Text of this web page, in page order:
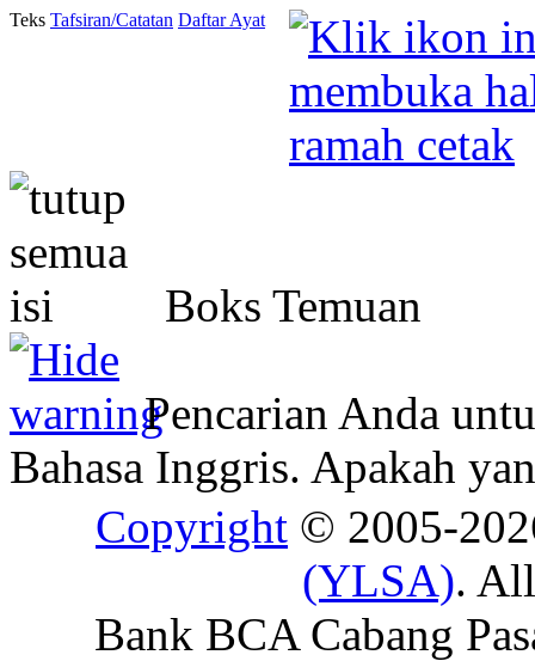
Teks Tafsiran/Catatan Daftar Ayat
Boks Temuan
Pencarian Anda
Bahasa Inggris. Apakah
Copyright © 2005-
(YLSA).
Bank BCA Cabang